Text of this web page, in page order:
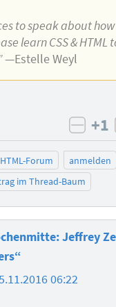
to speak about
learn CSS & HTML
—Estelle Weyl
+1
Forum
anmelden
im Thread-Baum
Jeffrey
06:22